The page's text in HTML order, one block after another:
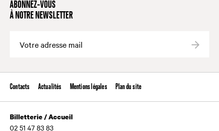
ABONNEZ-VOUS
À NOTRE NEWSLETTER
Contacts Actualités Mentions légales Plan du site
Billetterie / Accueil
02 51 47 83 83